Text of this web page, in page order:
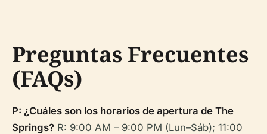
Preguntas Frecuentes
(FAQs)
P: ¿Cuáles son los horarios de apertura de The
Springs? R: 9:00 AM – 9:00 PM (Lun–Sáb); 11:00